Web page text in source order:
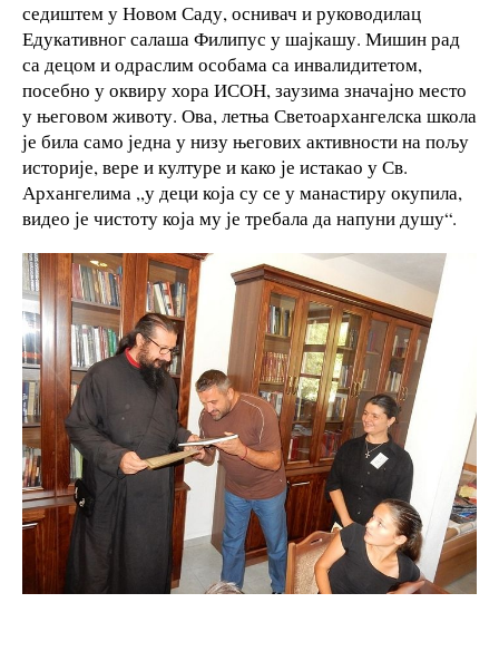
седиштем у Новом Саду, оснивач и руководилац
Едукативног салаша Филипус у шајкашу. Мишин рад
са децом и одраслим особама са инвалидитетом,
посебно у оквиру хора ИСОН, заузима значајно место
у његовом животу. Ова, летња Светоархангелска школа
је била само једна у низу његових активности на пољу
историје, вере и културе и како је истакао у Св.
Архангелима ,,у деци која су се у манастиру окупила,
видео је чистоту која му је требала да напуни душу“.